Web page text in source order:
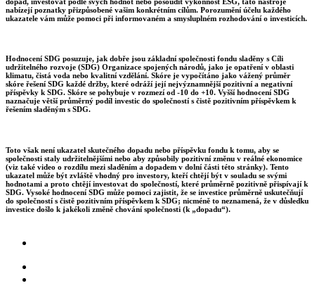
nabízejí poznatky přizpůsobené vašim konkrétním cílům. Porozumění účelu každého
ukazatele vám může pomoci při informovaném a smysluplném rozhodování o investicích.
Hodnocení SDG posuzuje, jak dobře jsou základní společnosti fondu sladěny s Cíli
udržitelného rozvoje (SDG) Organizace spojených národů, jako je opatření v oblasti
klimatu, čistá voda nebo kvalitní vzdělání. Skóre je vypočítáno jako vážený průměr
skóre řešení SDG každé držby, které odráží její nejvýznamnější pozitivní a negativní
příspěvky k SDG. Skóre se pohybuje v rozmezí od -10 do +10. Vyšší hodnocení SDG
naznačuje větší průměrný podíl investic do společností s čistě pozitivním příspěvkem k
řešením sladěným s SDG.
Toto však není ukazatel skutečného dopadu nebo příspěvku fondu k tomu, aby se
společnosti staly udržitelnějšími nebo aby způsobily pozitivní změnu v reálné ekonomice
(viz také video o rozdílu mezi sladěním a dopadem v dolní části této stránky). Tento
ukazatel může být zvláště vhodný pro investory, kteří chtějí být v souladu se svými
hodnotami a proto chtějí investovat do společností, které průměrně pozitivně přispívají k
SDG. Vysoké hodnocení SDG může pomoci zajistit, že se investice průměrně uskutečňují
do společností s čistě pozitivním příspěvkem k SDG; nicméně to neznamená, že v důsledku
investice došlo k jakékoli změně chování společnosti (k „dopadu“).